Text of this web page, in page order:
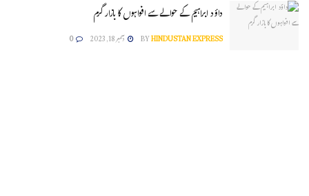
داؤد ابراہیم کے حوالے سے افواہوں کا بازار گرم
BYHINDUSTAN EXPRESS دسمبر 18, 2023 0